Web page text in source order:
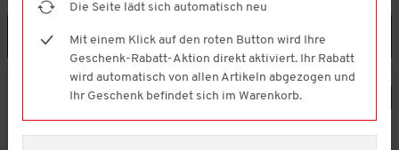
Filtern & Sortieren
Die Seite lädt sich automatisch neu
Mit einem Klick auf den roten Button wird Ihre
Geschenk-Rabatt-Aktion direkt aktiviert. Ihr Rabatt
wird automatisch von allen Artikeln abgezogen und
Ihr Geschenk befindet sich im Warenkorb.